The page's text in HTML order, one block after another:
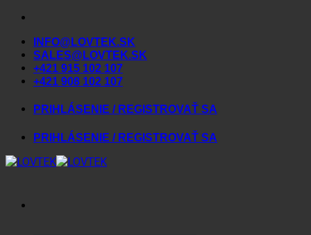
Skip
contentINFO@LOVTEK.SK
SALES@LOVTEK.SK
+421 915 102 107
+421 908 102 107
PRIHLÁSENIE / REGISTROVAŤ SA
PRIHLÁSENIE / REGISTROVAŤ SA